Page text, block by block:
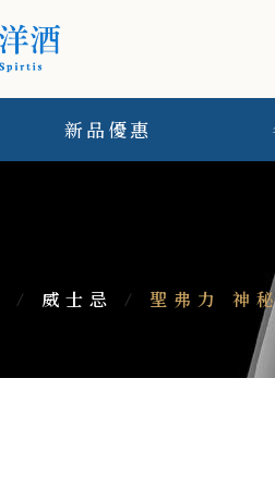
新品優惠
/ 威士忌 / 聖弗力